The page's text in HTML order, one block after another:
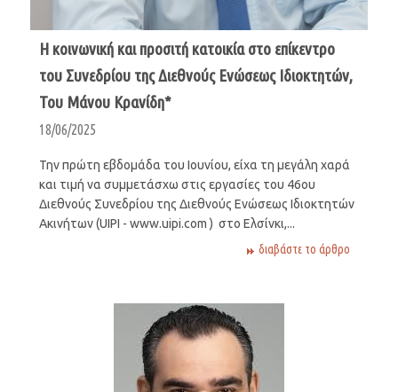
H κοινωνική και προσιτή κατοικία στο επίκεντρο
του Συνεδρίου της Διεθνούς Ενώσεως Ιδιοκτητών,
Του Μάνου Κρανίδη*
18/06/2025
Την πρώτη εβδομάδα του Ιουνίου, είχα τη μεγάλη χαρά
και τιμή να συμμετάσχω στις εργασίες του 46ου
Διεθνούς Συνεδρίου της Διεθνούς Ενώσεως Ιδιοκτητών
Ακινήτων (UIPI - www.uipi.com ) στο Ελσίνκι,...
διαβάστε το άρθρο